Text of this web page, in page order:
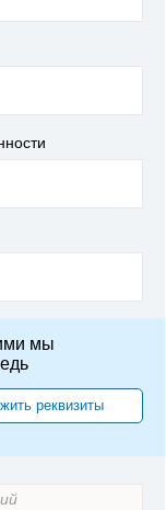
мы
реквизиты